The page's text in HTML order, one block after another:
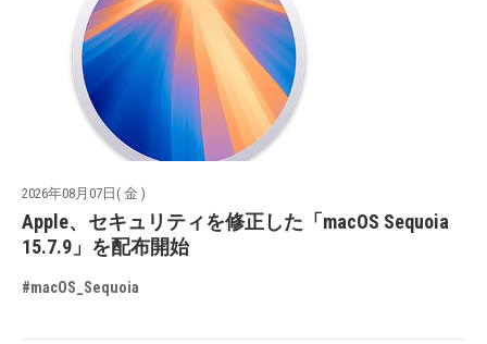
2026年08月07日( 金 )
Apple、セキュリティを修正した「macOS Sequoia
15.7.9」を配布開始
#macOS_Sequoia